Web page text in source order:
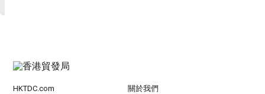
HKTDC.com 關於我們